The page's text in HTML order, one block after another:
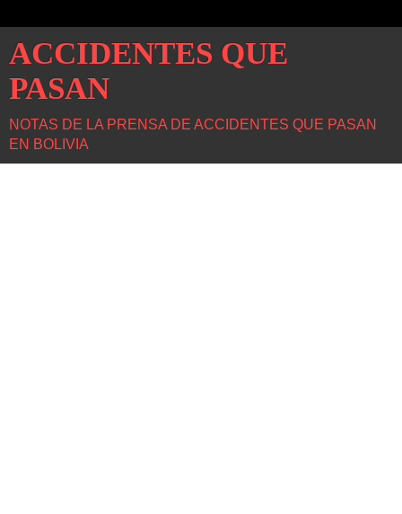
ACCIDENTES QUE
PASAN
NOTAS DE LA PRENSA DE ACCIDENTES QUE PASAN
EN BOLIVIA